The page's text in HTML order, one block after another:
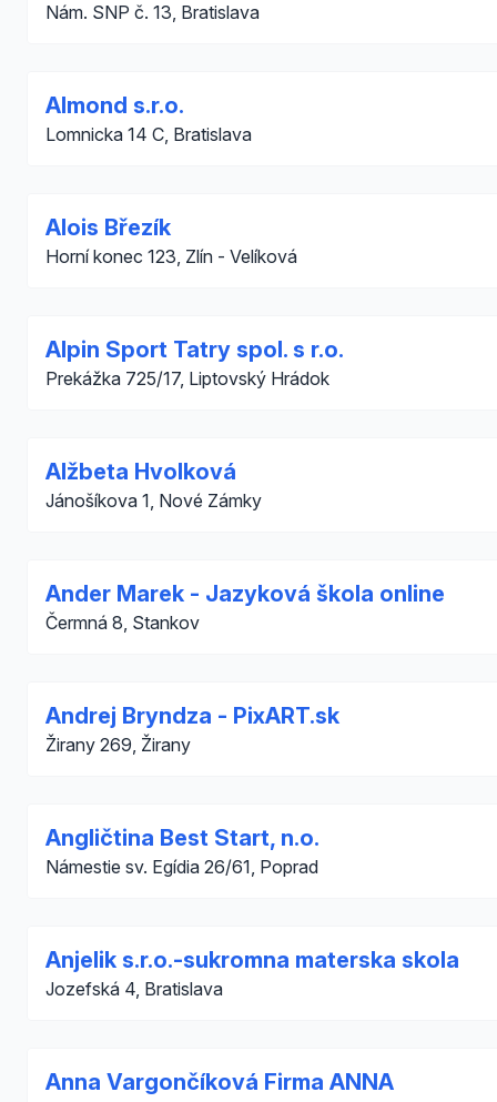
Nám. SNP č. 13, Bratislava
Almond s.r.o.
Lomnicka 14 C, Bratislava
Alois Březík
Horní konec 123, Zlín - Velíková
Alpin Sport Tatry spol. s r.o.
Prekážka 725/17, Liptovský Hrádok
Alžbeta Hvolková
Jánošíkova 1, Nové Zámky
Ander Marek - Jazyková škola online
Čermná 8, Stankov
Andrej Bryndza - PixART.sk
Žirany 269, Žirany
Angličtina Best Start, n.o.
Námestie sv. Egídia 26/61, Poprad
Anjelik s.r.o.-sukromna materska skola
Jozefská 4, Bratislava
Anna Vargončíková Firma ANNA